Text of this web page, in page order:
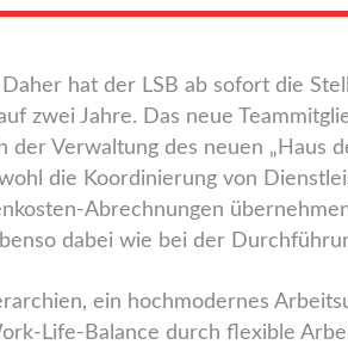
hat der LSB ab sofort die
zwei Jahre. Das neue
Verwaltung des neuen „Haus
die Koordinierung von
Abrechnungen
dabei wie bei der
ein hochmodernes
Life-Balance durch flexible